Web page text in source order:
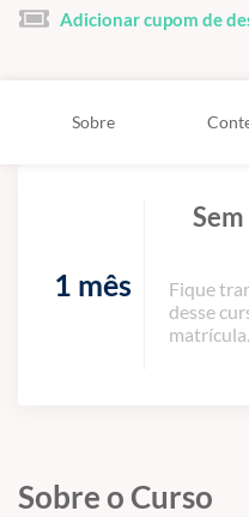
Adicionar cupom de
Sobre
1 mês
Fique
desse
matrícula.
Sobre o Curso